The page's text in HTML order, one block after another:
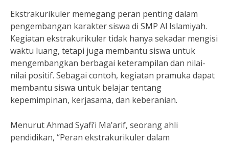
Ekstrakurikuler memegang peran penting dalam
pengembangan karakter siswa di SMP Al Islamiyah.
Kegiatan ekstrakurikuler tidak hanya sekadar mengisi
waktu luang, tetapi juga membantu siswa untuk
mengembangkan berbagai keterampilan dan nilai-
nilai positif. Sebagai contoh, kegiatan pramuka dapat
membantu siswa untuk belajar tentang
kepemimpinan, kerjasama, dan keberanian.
Menurut Ahmad Syafi’i Ma’arif, seorang ahli
pendidikan, “Peran ekstrakurikuler dalam